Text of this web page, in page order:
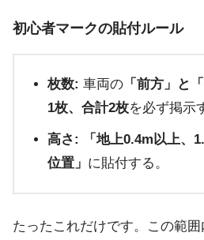
初心者マークの貼付ルール
枚数: 車両の 「前方」と
1枚、合計2枚を必ず掲示
高さ:
「地上0.4m以上、
位置」 に貼付する。
たったこれだけです。この範囲